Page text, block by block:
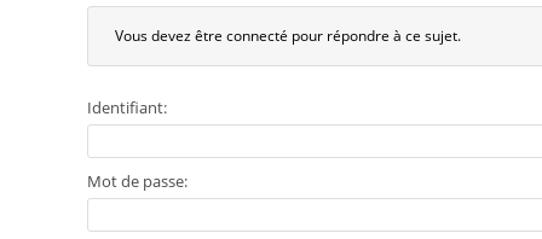
Vous devez être connecté pour répondre à ce sujet.
Identifiant:
Mot de passe: